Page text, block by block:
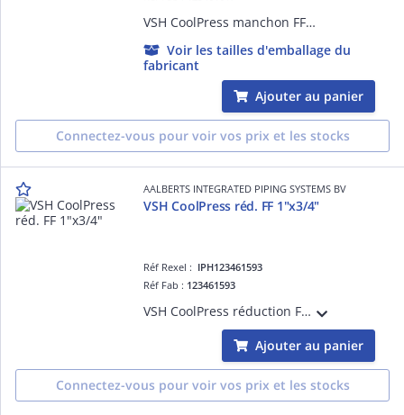
VSH CoolPress manchon FF 1/4"
Voir les tailles d'emballage du
fabricant
Ajouter au panier
Connectez-vous pour voir vos prix et les stocks
AALBERTS INTEGRATED PIPING SYSTEMS BV
VSH CoolPress réd. FF 1"x3/4"
Réf Rexel : IPH123461593
Réf Fab : 123461593
VSH CoolPress réduction FF 1"x3/4"
Ajouter au panier
Connectez-vous pour voir vos prix et les stocks